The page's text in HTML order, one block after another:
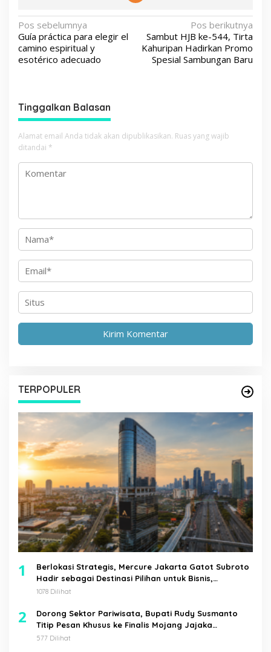
N
a
v
a
s
i
p
o
Pos sebelumnya
Guía práctica para elegir el
camino espiritual y
esotérico adecuado
Pos berikutnya
Sambut HJB ke-544, Tirta
Kahuripan Hadirkan Promo
Spesial Sambungan Baru
Tinggalkan Balasan
Alamat email Anda tidak akan dipublikasikan. Ruas yang wajib
ditandai *
TERPOPULER
1
Berlokasi Strategis, Mercure Jakarta Gatot Subroto
Hadir sebagai Destinasi Pilihan untuk Bisnis,
Staycation, Meeting, dan Kuliner di Jakarta Selatan
1078 Dilihat
2
Dorong Sektor Pariwisata, Bupati Rudy Susmanto
Titip Pesan Khusus ke Finalis Mojang Jajaka
Kabupaten Bogor
577 Dilihat